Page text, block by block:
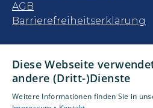
AGB
Barrierefreiheitserklärung
Privatkunden
Gewerbekunden
Karriere
Diese Webseite
andere (Dritt-)Dienste
Weitere Informationen finden Sie in